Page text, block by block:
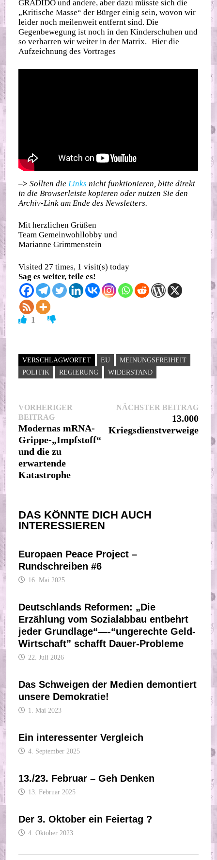
GRADIDO und andere, aber dazu müsste sich die
„Kritische Masse“ der Bürger einig sein, wovon wir
leider noch meilenweit entfernt sind. Die
Gegenbewegung ist noch in den Kinderschuhen und
so verharren wir weiter in der Matrix. Hier die
Aufzeichnung des Vortrages
–> Sollten die Links nicht funktionieren, bitte direkt
in die Browserleiste kopieren oder nutzen Sie den
Archiv-Link am Ende des Newsletters.
Mit herzlichen Grüßen
Team Gemeinwohllobby und
Marianne Grimmenstein
Visited 27 times, 1 visit(s) today
Sag es weiter, teile es!
1
VERSCHLAGWORTET EU
MEINUNGSFREIHEIT
POLITIK
REGIERUNG WIDERSTAND
Beitragsnavigation
VORHERIGER
BEITRAGVorheriger
Beitrag:
Modernas mRNA-
Grippe-„Impfstoff“
und die zu
erwartende
Katastrophe
NÄCHSTER BEITRAG
13.000
Kriegsdienstverweigerer
DAS KÖNNTE DICH AUCH
INTERESSIEREN
Europaen Peace Project –
Rundschreiben #6
16. Mai 2025
Deutschlands Reformen: „Die
Erzählung vom Sozialabbau entbehrt
jeder Grundlage“—-“ungerechte Geld-
Wirtschaft” schafft Dauer-Probleme
22. Juli 2026
Das Schweigen der Medien demontiert
unsere Demokratie!
1. Mai 2023
Ein interessenter Vergleich
4. September 2025
13./23. Februar – Geh Denken
13. Februar 2025
Der 3. Oktober ein Feiertag ?
4. Oktober 2023